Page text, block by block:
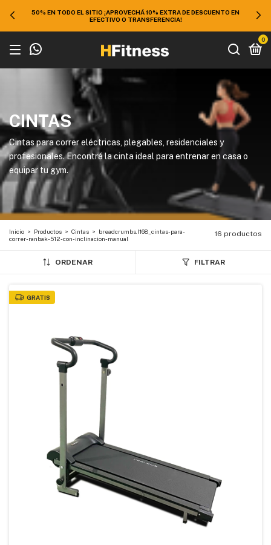
50% EN TODO EL SITIO ¡APROVECHÁ 10% EXTRA DE DESCUENTO EN
EFECTIVO O TRANSFERENCIA!
0
CINTAS
Cintas para correr eléctricas, plegables, residenciales y
profesionales. Encontrá la cinta ideal para entrenar en casa o
equipar tu gym.
Inicio > Productos > Cintas > breadcrumbs.I168_cintas-para-
correr-ranbak-512-con-inclinacion-manual
16 productos
ORDENAR FILTRAR
GRATIS